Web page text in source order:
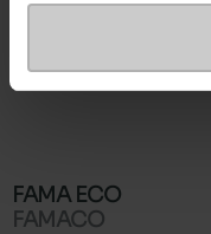
FAMA ECO
FAMACO